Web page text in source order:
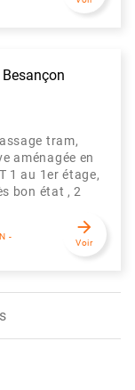
tram,
aménagée en
1 au 1er étage,
bon état , 2
-
arrow_forward
Voir